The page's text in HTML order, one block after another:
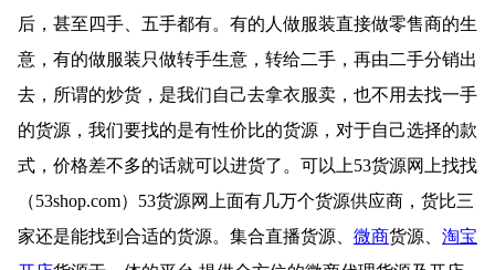
后，甚至四手、五手都有。有的人做服装直接做零售商的生
意，有的做服装只做转手生意，转给二手，再由二手分销出
去，所谓的炒货，是我们自己去拿衣服卖，也不用去找一手
的货源，我们要找的是有性价比的货源，对于自己选择的款
式，价格差不多的话就可以进货了。可以上53货源网上找找
（53shop.com）53货源网上面有几万个货源供应商，货比三
家还是能找到合适的货源。集合直播货源、 微商货源、 淘宝